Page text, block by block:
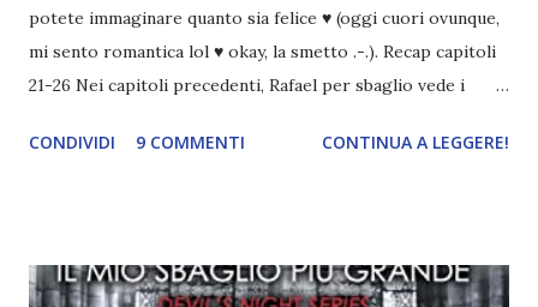
potete immaginare quanto sia felice ♥ (oggi cuori ovunque,
mi sento romantica lol ♥ okay, la smetto .-.). Recap capitoli
21-26 Nei capitoli precedenti, Rafael per sbaglio vede i
incontrano e Hesediel mostra loro come combattere i puri.
angelo puro, Elemiah. Ma, a differenza di cosa pensano,
CONDIVIDI 9 COMMENTI CONTINUA A LEGGERE!